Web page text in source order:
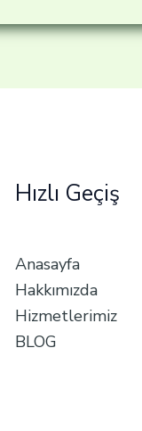
Hızlı Geçiş
Anasayfa
Hakkımızda
Hizmetlerimiz
BLOG